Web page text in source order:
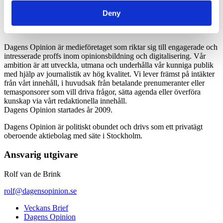
Deny
*Moms 6 procent tillkommer alla priser
Dagens Opinion är medieföretaget som riktar sig till engagerade och
intresserade proffs inom opinionsbildning och digitalisering. Vår
ambition är att utveckla, utmana och underhålla vår kunniga publik
med hjälp av journalistik av hög kvalitet. Vi lever främst på intäkter
från vårt innehåll, i huvudsak från betalande prenumeranter eller
temasponsorer som vill driva frågor, sätta agenda eller överföra
kunskap via vårt redaktionella innehåll.
Dagens Opinion startades år 2009.
Dagens Opinion är politiskt obundet och drivs som ett privatägt
oberoende aktiebolag med säte i Stockholm.
Ansvarig utgivare
Rolf van de Brink
rolf@dagensopinion.se
Veckans Brief
Dagens Opinion